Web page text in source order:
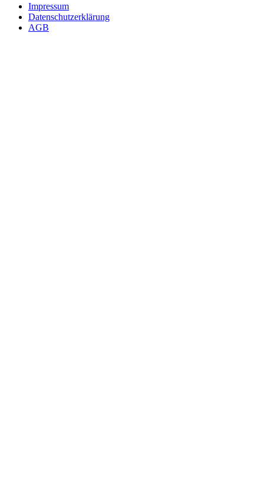
Impressum
Datenschutzerklärung
AGB